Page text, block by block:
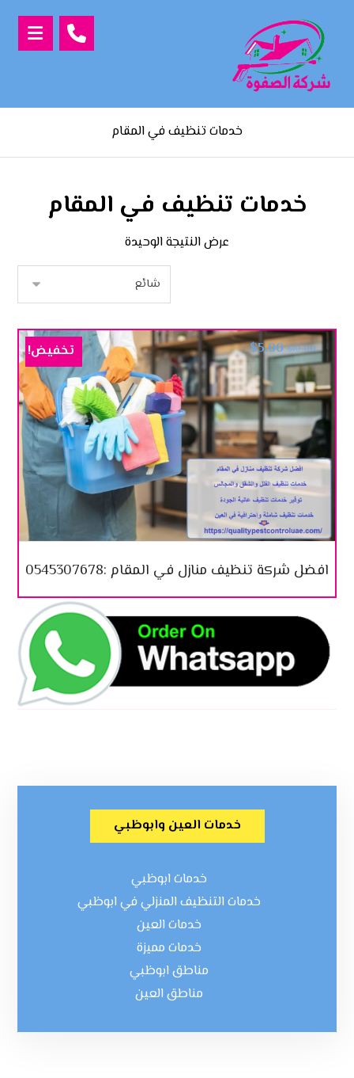
خدمات تنظيف في المقام
خدمات تنظيف في المقام
عرض النتيجة الوحيدة
افضل شركة تنظيف منازل في المقام :0545307678
$10.00
$5.00 تخفيض!
خدمات العين وابوظبي
خدمات ابوظبي
خدمات التنظيف المنزلي في ابوظبي
خدمات العين
خدمات مميزة
مناطق ابوظبي
مناطق العين